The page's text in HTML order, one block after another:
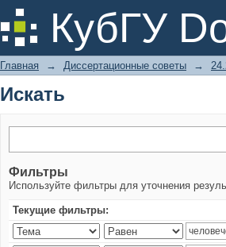
КубГУ
Искать
Главная → Диссертационные советы →
Искать
Фильтры
Используйте фильтры для уточнения
Текущие фильтры: